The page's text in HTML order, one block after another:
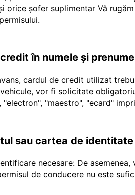
orice șofer suplimentar Vă
în numele și
cardul de credit utilizat
vor fi solicitate
"maestro", "ecard"
sau cartea de identitate
necesare: De
de conducere nu este